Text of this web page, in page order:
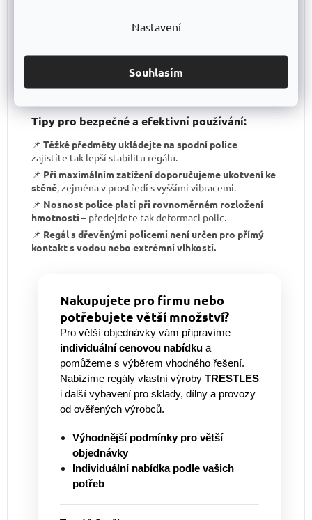
Nastavení
Souhlasím
spolehněte se, že vaše skladové řešení bude
konzistentní i za několik let.
záruku kvality a dlouhodobé dostupnosti produktů
Tipy pro bezpečné a efektivní používání:
📌 Těžké předměty ukládejte na spodní police–
zajistíte tak lepší stabilitu regálu.
📌 Při maximálním zatížení doporučujeme ukotvení ke
stěně, zejména v prostředí s vyššími vibracemi.
📌 Nosnost police platí při rovnoměrném rozložení
hmotnosti – předejdete tak deformaci polic.
📌 Regál s dřevěnými policemi není určen pro přímý
kontakt s vodou nebo extrémní vlhkostí.
Nakupujete pro firmu nebo
potřebujete větší množství?
Pro větší objednávky vám připravíme
individuální cenovou nabídku a
pomůžeme s výběrem vhodného řešení.
Nabízíme regály vlastní výroby TRESTLES
i další vybavení pro sklady, dílny a provozy
od ověřených výrobců.
Výhodnější podmínky pro větší
objednávky
Individuální nabídka podle vašich
potřeb